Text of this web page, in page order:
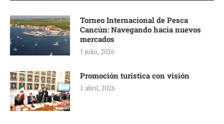
Torneo Internacional de Pesca
Cancún: Navegando hacia nuevos
mercados
1 julio, 2026
Promoción turística con visión
1 abril, 2026